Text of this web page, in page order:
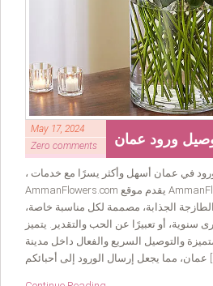
May 17, 2024
Zero comments
ورود عمان
، بات توصيل الورود في عمان أسهل وأكثر يسرًا مع خدمات
AmmanFlowers.com يقدم موقع AmmanFlowers.com مجموعة واسعة
الجذابة، مصممة لكل مناسبة خاصة،
سنوية، أو تعبيرًا عن الحب والتقدير. يتميز
والتوصيل السريع والفعال داخل مدينة